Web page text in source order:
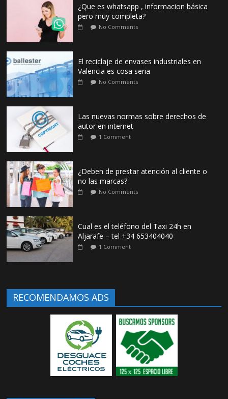
¿Que es whatsapp , informacion básica
pero muy completa?
No Comments
El reciclaje de envases industriales en
Valencia es cosa seria
No Comments
Las nuevas normas sobre derechos de
autor en internet
1 Comment
¿Deben de prestar atención al cliente o
no las marcas?
No Comments
Cual es el teléfono del Taxi 24h en
Aljarafe – tel +34 653404040
1 Comment
RECOMENDAMOS ADS